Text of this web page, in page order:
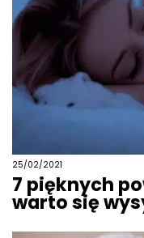
25/02/2021
7 pięknych
warto się